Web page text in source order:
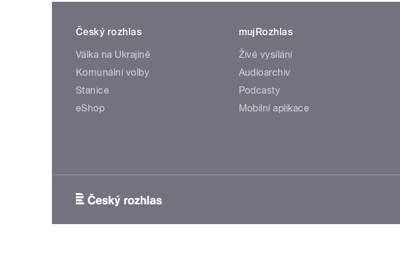
Český rozhlas
Válka na Ukrajině
Komunální volby
Stanice
eShop
mujRozhlas
Živé vysílání
Audioarchiv
Podcasty
Mobilní aplikace